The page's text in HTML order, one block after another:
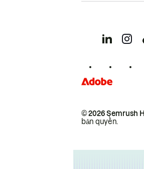
© 2026 Semrush
bản quyền.